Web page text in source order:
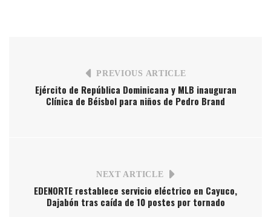
PREVIOUS ARTICLE
Ejército de República Dominicana y MLB inauguran
Clínica de Béisbol para niños de Pedro Brand
NEXT ARTICLE
EDENORTE restablece servicio eléctrico en Cayuco,
Dajabón tras caída de 10 postes por tornado